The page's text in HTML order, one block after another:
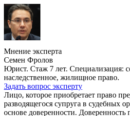
Мнение эксперта
Семен Фролов
Юрист. Стаж 7 лет. Специализация:
наследственное, жилищное право.
Задать вопрос эксперту
Лицо, которое приобретает право
разводящегося супруга в судебных
основе доверенности. Доверенность